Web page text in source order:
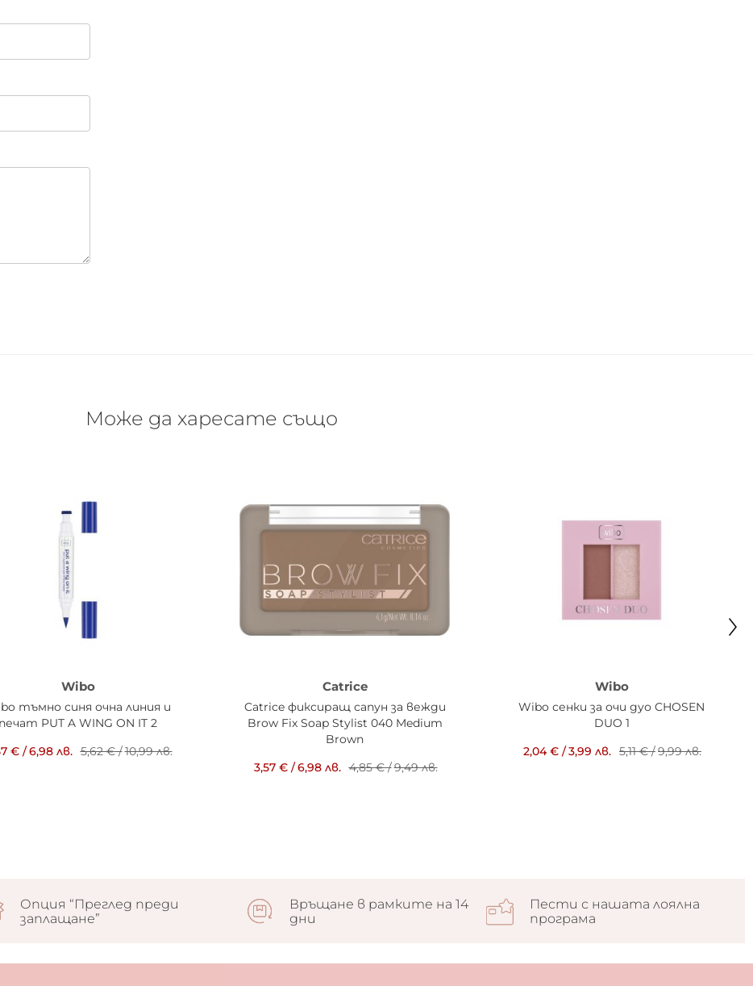
Може да харесате също
Wibo
тъмно синя очна линия и
печат PUT A WING ON IT 2
€/6,98 лв. 5,62 €/10,99 лв.
Catrice
Catrice фиксиращ сапун за вежди
Brow Fix Soap Stylist 040 Medium
Brown
3,57 €/6,98 лв. 4,85 €/9,49 лв.
Wibo
Wibo сенки за очи дуо CHOSEN
DUO 1
2,04 € /3,99 лв. 5,11 €/9,99 лв.
Опция “Преглед преди
заплащане”
Връщане в рамките на 14
дни
Пести с нашата лоялна
програма